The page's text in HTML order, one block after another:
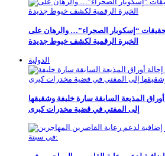
“إسكوبار الصحراء”… والرهان على
الخبرة الرقمية لكشف خيوط جديدة
الدولية
أوراق المذيعة السابقة سارة خليفة وشقيقها
إلى المفتي في قضية مخدرات كبرى